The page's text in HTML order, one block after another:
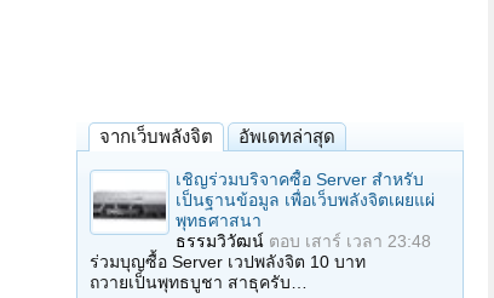
จากเว็บพลังจิต อัพเดทล่าสุด
เชิญร่วมบริจาคซื้อ Server สำหรับ
เป็นฐานข้อมูล เพื่อเว็บพลังจิตเผยแผ่
พุทธศาสนา
ธรรมวิวัฒน์ ตอบ เสาร์ เวลา 23:48
ร่วมบุญซื้อ Server เวปพลังจิต 10 บาท
ถวายเป็นพุทธบูชา สาธุครับ…